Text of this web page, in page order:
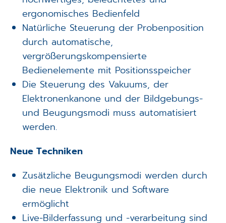
ergonomisches Bedienfeld
Natürliche Steuerung der Probenposition
durch automatische,
vergrößerungskompensierte
Bedienelemente mit Positionsspeicher
Die Steuerung des Vakuums, der
Elektronenkanone und der Bildgebungs-
und Beugungsmodi muss automatisiert
werden.
Neue Techniken
Zusätzliche Beugungsmodi werden durch
die neue Elektronik und Software
ermöglicht
Live-Bilderfassung und -verarbeitung sind